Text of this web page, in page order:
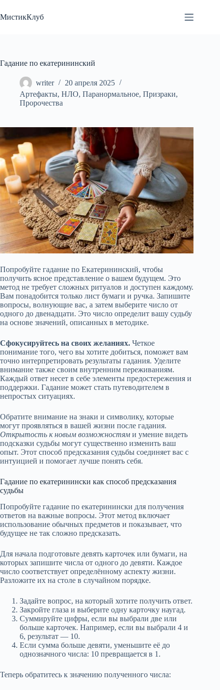
к
сути
МистикКлуб
Гадание по екатерининский
writer
20 апреля 2025
Артефакты, НЛО, Паранормальное, Призраки,
Пророчества
Попробуйте гадание по Екатерининский, чтобы
получить ясное представление о вашем будущем. Это
метод не требует сложных ритуалов и доступен каждому.
Вам понадобится только лист бумаги и ручка. Запишите
вопросы, волнующие вас, а затем выберите число от
одного до двенадцати. Это число определит вашу судьбу
на основе значений, описанных в методике.
Сфокусируйтесь на своих желаниях. Четкое
понимание того, чего вы хотите добиться, поможет вам
точно интерпретировать результаты гадания. Уделите
внимание также своим внутренним переживаниям.
Каждый ответ несет в себе элементы предостережения и
поддержки. Гадание может стать путеводителем в
непростых ситуациях.
Обратите внимание на знаки и символику, которые
могут проявляться в вашей жизни после гадания.
Открытость к новым возможностям и умение видеть
подсказки судьбы могут существенно изменить ваш
опыт. Этот способ предсказания судьбы соединяет вас с
интуицией и помогает лучше понять себя.
Гадание по екатеринински как способ предсказания
судьбы
Попробуйте гадание по екатеринински для получения
ответов на важные вопросы. Этот метод включает
использование обычных предметов и показывает, что
будущее не так сложно предсказать.
Для начала подготовьте девять карточек или бумаги, на
которых запишите числа от одного до девяти. Каждое
число соответствует определённому аспекту жизни.
Разложите их на столе в случайном порядке.
Задайте вопрос, на который хотите получить ответ.
Закройте глаза и выберите одну карточку наугад.
Суммируйте цифры, если вы выбрали две или
больше карточек. Например, если вы выбрали 4 и
6, результат — 10.
Если сумма больше девяти, уменьшите её до
однозначного числа: 10 превращается в 1.
Теперь обратитесь к значению полученного числа: